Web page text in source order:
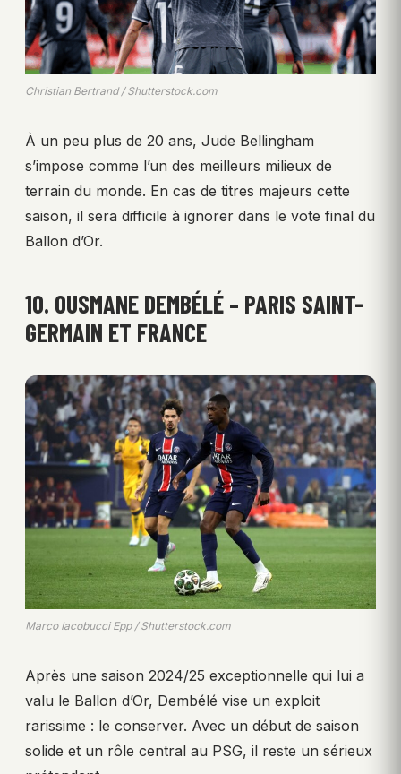
Christian Bertrand / Shutterstock.com
À un peu plus de 20 ans, Jude Bellingham
s’impose comme l’un des meilleurs milieux de
terrain du monde. En cas de titres majeurs cette
saison, il sera difficile à ignorer dans le vote final du
Ballon d’Or.
10. OUSMANE DEMBÉLÉ – PARIS SAINT-
GERMAIN ET FRANCE
Marco Iacobucci Epp / Shutterstock.com
Après une saison 2024/25 exceptionnelle qui lui a
valu le Ballon d’Or, Dembélé vise un exploit
rarissime : le conserver. Avec un début de saison
solide et un rôle central au PSG, il reste un sérieux